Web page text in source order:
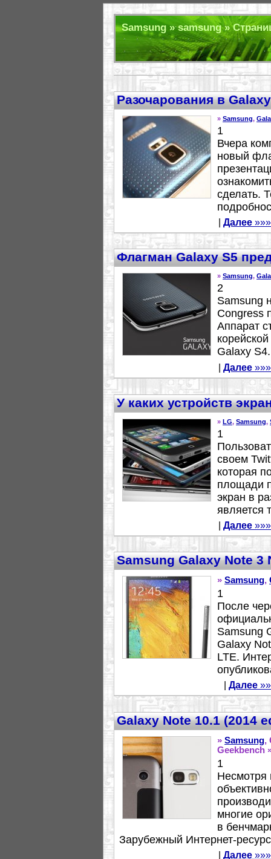
Samsung » samsung »
Разочарования в
» Samsung,
1
Вчера
новый
сделать.
Далее »»»
Флагман Galaxy S5
» Samsung,
2
Samsung
Congress
Аппарат
Galaxy
Далее »»»
У каких устройств
» LG, Samsung,
1
своем
которая
площади
экран в
является
Далее »»»
Samsung Galaxy Note 3
» Samsung,
1
После
Samsung
Galaxy
LTE.
Далее
Galaxy Note 10.1 (2014
» Samsung,
Geekbench
1
Несмотря
многие
в
Зарубежный Интернет-
Далее »»»